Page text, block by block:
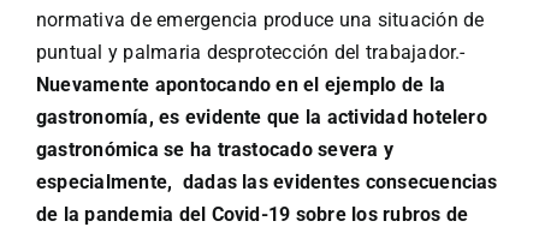
normativa de emergencia produce una situación de
puntual y palmaria desprotección del trabajador.-
Nuevamente apontocando en el ejemplo de la
gastronomía, es evidente que la actividad hotelero
gastronómica se ha trastocado severa y
especialmente, dadas las evidentes consecuencias
de la pandemia del Covid-19 sobre los rubros de